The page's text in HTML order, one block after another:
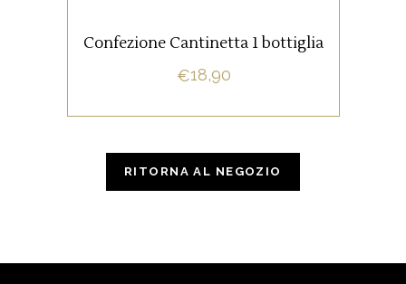
AGGIUNGI AL CARRELLO
Confezione Cantinetta 1 bottiglia
€18,90
RITORNA AL NEGOZIO